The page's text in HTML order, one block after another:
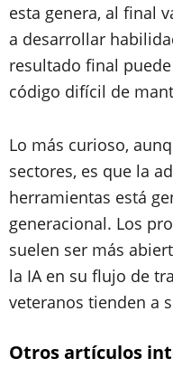
esta genera, al final
a desarrollar
resultado final
código difícil de
Lo más curioso,
sectores, es que la
herramientas está
generacional. Los
suelen ser más
la IA en su flujo de
veteranos tienden a
Otros artículos